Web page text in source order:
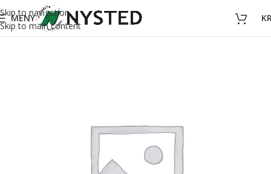
Skip to navigation
Skip to main content
MENY